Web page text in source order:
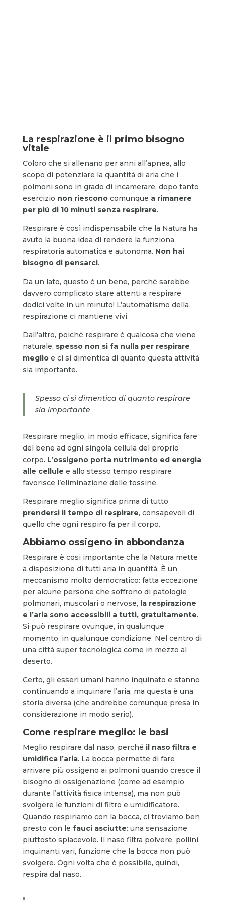
La respirazione è il primo bisogno
vitale
Coloro che si allenano per anni all’apnea, allo
scopo di potenziare la quantità di aria che i
polmoni sono in grado di incamerare, dopo tanto
esercizio non riescono comunque a rimanere
per più di 10 minuti senza respirare.
Respirare è così indispensabile che la Natura ha
avuto la buona idea di rendere la funziona
respiratoria automatica e autonoma. Non hai
bisogno di pensarci.
Da un lato, questo è un bene, perché sarebbe
davvero complicato stare attenti a respirare
dodici volte in un minuto! L’automatismo della
respirazione ci mantiene vivi.
Dall’altro, poiché respirare è qualcosa che viene
naturale, spesso non si fa nulla per respirare
meglioe ci si dimentica di quanto questa attività
sia importante.
Spesso ci si dimentica di quanto respirare
sia importante
Respirare meglio, in modo efficace, significa fare
del bene ad ogni singola cellula del proprio
corpo. L’ossigeno porta nutrimento ed energia
alle cellule e allo stesso tempo respirare
favorisce l’eliminazione delle tossine.
Respirare meglio significa prima di tutto
prendersi il tempo di respirare, consapevoli di
quello che ogni respiro fa per il corpo.
Abbiamo ossigeno in abbondanza
Respirare è cosi importante che la Natura mette
a disposizione di tutti aria in quantità. È un
meccanismo molto democratico: fatta eccezione
per alcune persone che soffrono di patologie
polmonari, muscolari o nervose, la respirazione
e l’aria sono accessibili a tutti, gratuitamente.
Si può respirare ovunque, in qualunque
momento, in qualunque condizione. Nel centro di
una città super tecnologica come in mezzo al
deserto.
Certo, gli esseri umani hanno inquinato e stanno
continuando a inquinare l’aria, ma questa è una
storia diversa (che andrebbe comunque presa in
considerazione in modo serio).
Come respirare meglio: le basi
Meglio respirare dal naso, perché il naso filtra e
umidifica l’aria. La bocca permette di fare
arrivare più ossigeno ai polmoni quando cresce il
bisogno di ossigenazione (come ad esempio
durante l’attività fisica intensa), ma non può
svolgere le funzioni di filtro e umidificatore.
Quando respiriamo con la bocca, ci troviamo ben
presto con le fauci asciutte: una sensazione
piuttosto spiacevole. Il naso filtra polvere, pollini,
inquinanti vari, funzione che la bocca non può
svolgere. Ogni volta che è possibile, quindi,
respira dal naso.